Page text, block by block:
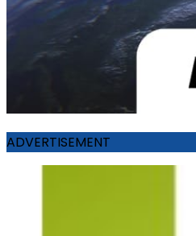
ADVERTISEMENT